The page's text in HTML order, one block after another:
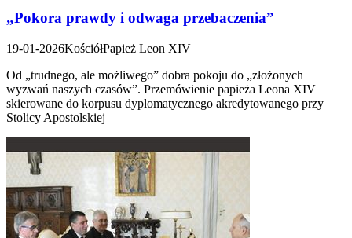
„Pokora prawdy i odwaga przebaczenia”
19-01-2026KościółPapież Leon XIV
Od „trudnego, ale możliwego” dobra pokoju do „złożonych
wyzwań naszych czasów”. Przemówienie papieża Leona XIV
skierowane do korpusu dyplomatycznego akredytowanego przy
Stolicy Apostolskiej